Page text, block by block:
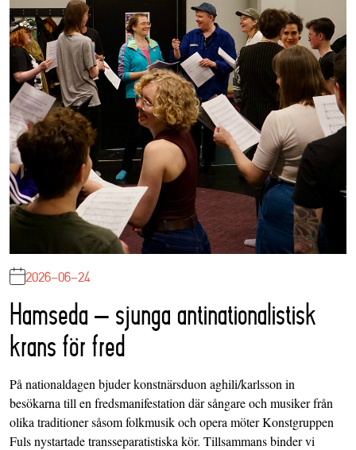
2026-06-24
Hamseda – sjunga antinationalistisk
krans för fred
På nationaldagen bjuder konstnärsduon aghili/karlsson in
besökarna till en fredsmanifestation där sångare och musiker från
olika traditioner såsom folkmusik och opera möter Konstgruppen
Fuls nystartade transseparatistiska kör. Tillsammans binder vi